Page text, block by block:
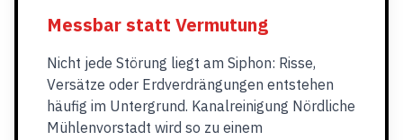
Messbar statt Vermutung
Nicht jede Störung liegt am Siphon: Risse,
Versätze oder Erdverdrängungen entstehen
häufig im Untergrund. Kanalreinigung Nördliche
Mühlenvorstadt wird so zu einem